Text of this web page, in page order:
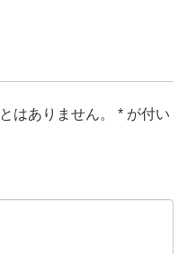
はありません。 * が付い